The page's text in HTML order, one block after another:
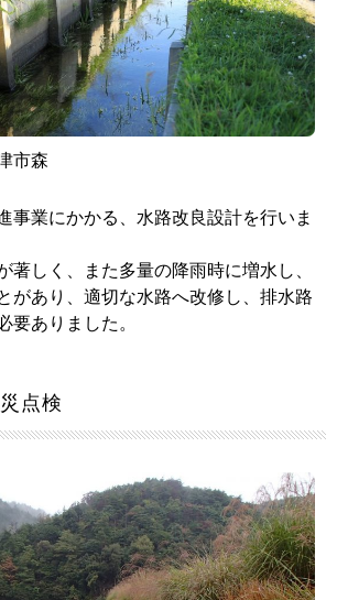
市森
業にかかる、水路改良設計を行いま
著しく、また多量の降雨時に増水し、
があり、適切な水路へ改修し、排水路
要ありました。
点検